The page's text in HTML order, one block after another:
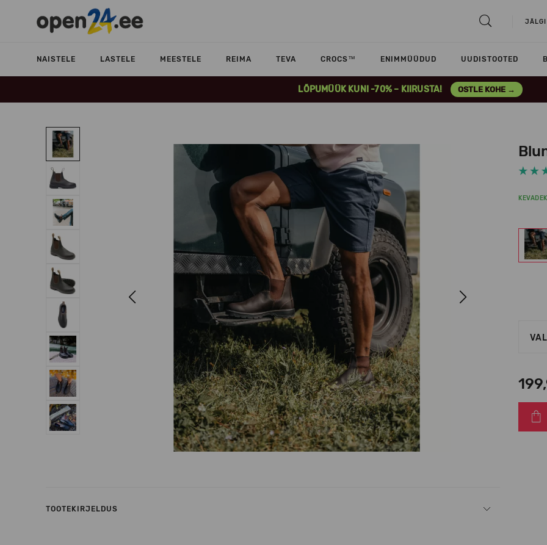
JÄLGI
NAISTELE LASTELE MEESTELE REIMA TEVA CROCS™ ENIMMÜÜDUD UUDISTOOTED
LÕPUMÜÜK KUNI -70% – KIIRUSTA! OSTLE KOHE →
Next
TOOTEKIRJELDUS